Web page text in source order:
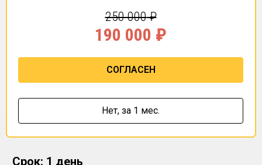
250 000₽
190 000 ₽
СОГЛАСЕН
Нет, за 1 мес.
Срок: 1 день